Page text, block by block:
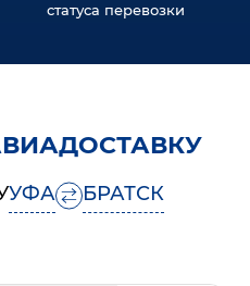
статуса перевозки
УФА БРАТСК